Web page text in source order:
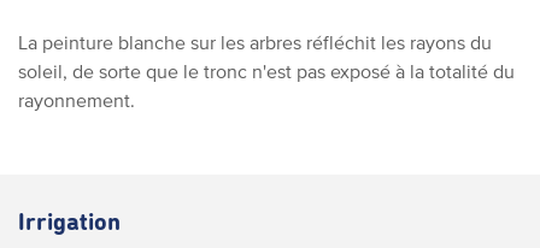
La peinture blanche sur les arbres réfléchit les rayons du
soleil, de sorte que le tronc n'est pas exposé à la totalité du
rayonnement.
Irrigation